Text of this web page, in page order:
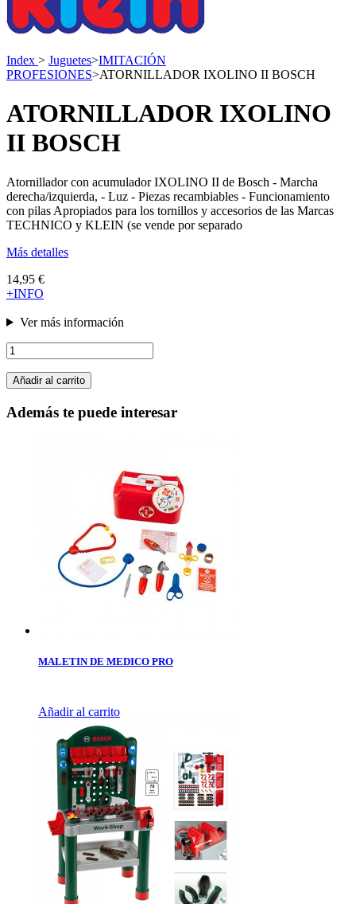
Index > Juguetes>IMITACIÓN
PROFESIONES>ATORNILLADOR IXOLINO II BOSCH
ATORNILLADOR IXOLINO
II BOSCH
Atornillador con acumulador IXOLINO II de Bosch - Marcha
derecha/izquierda, - Luz - Piezas recambiables - Funcionamiento
con pilas Apropiados para los tornillos y accesorios de las Marcas
TECHNICO y KLEIN (se vende por separado
Más detalles
14,95 €
+INFO
Ver más información
Añadir al carrito
Además te puede interesar
MALETIN DE MEDICO PRO
Añadir al carrito